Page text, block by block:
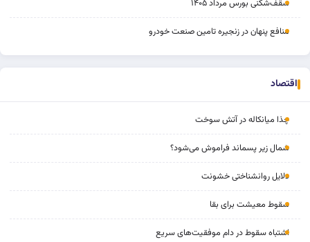
سقف‌شکنی بورس مرداد ۱۴۰۵
منافع پنهان در زنجیره تامین صنعت خودرو
اقتصاد
چذا میانکاله در آتش سوخت
شمال زیر پسماند فراموش می‌شود؟
دلایل روانشناختی خشونت
سقوط معیشت برای بقا
اشتباه سقوط در دام موفقیت‌های سریع